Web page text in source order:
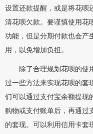
设置还款提醒，或是将花呗
清花呗欠款。要谨慎使用花
功能，但是分期付款也会产
用，以免增加负担。
除了合理规划花呗的使
过一些方法来实现花呗的套
们可以通过支付宝余额提现
购物或支付账单后，再通过
的套现。可以利用信用卡套